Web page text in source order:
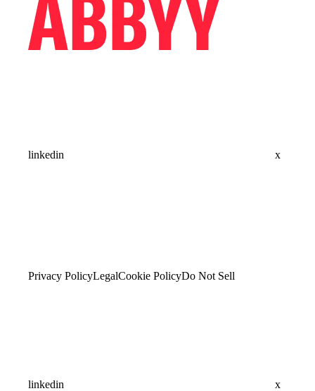
linkedin x
Privacy PolicyLegalCookie PolicyDo Not Sell
linkedin x